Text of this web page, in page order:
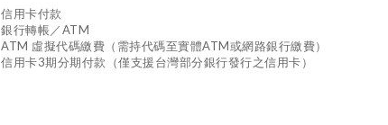
信用卡付款
銀行轉帳／ATM
ATM 虛擬代碼繳費（需持代碼至實體ATM或網路銀行繳費）
信用卡3期分期付款（僅支援台灣部分銀行發行之信用卡）